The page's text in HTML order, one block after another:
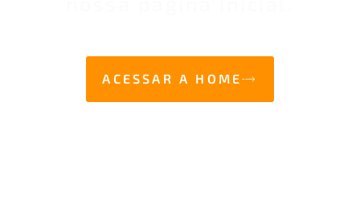
ACESSAR A HOME